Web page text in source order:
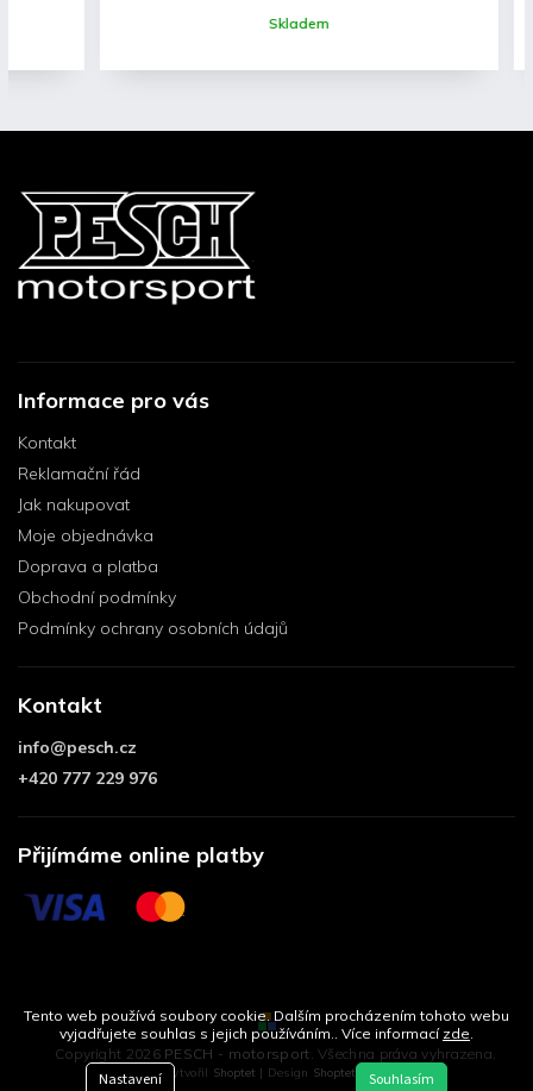
Tento web používá soubory cookie. Dalším procházením tohoto webu
vyjadřujete souhlas s jejich používáním.. Více informací zde.
Nastavení Souhlasím
Informace pro vás
Kontakt
Reklamační řád
Jak nakupovat
Moje objednávka
Doprava a platba
Obchodní podmínky
Podmínky ochrany osobních údajů
Kontakt
info@pesch.cz
+420 777 229 976
Přijímáme online platby
Copyright 2026 PESCH - motorsport. Všechna práva vyhrazena.
Vytvořil Shoptet | Design Shoptetak.cz